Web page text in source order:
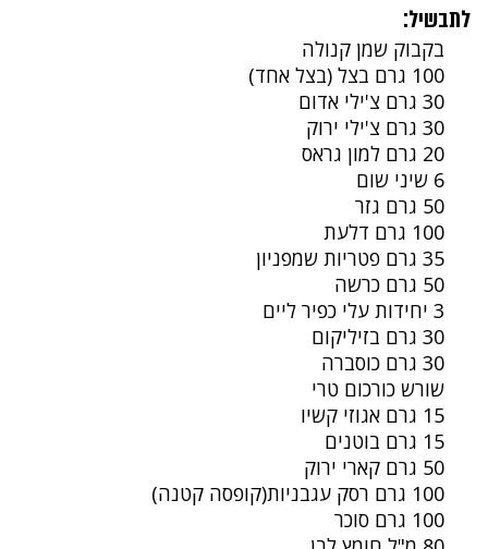
לתבשיל:
בקבוק שמן קנולה
100 גרם בצל (בצל אחד)
30 גרם צ'ילי אדום
30 גרם צ'ילי ירוק
20 גרם למון גראס
6 שיני שום
50 גרם גזר
100 גרם דלעת
35 גרם פטריות שמפניון
50 גרם כרשה
3 יחידות עלי כפיר ליים
30 גרם בזיליקום
30 גרם כוסברה
שורש כורכום טרי
15 גרם אגוזי קשיו
15 גרם בוטנים
50 גרם קארי ירוק
100 גרם רסק עגבניות(קופסה קטנה)
100 גרם סוכר